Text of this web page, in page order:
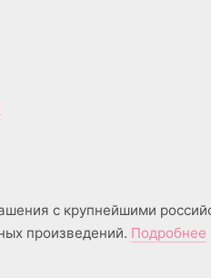
с крупнейшими
произведений. Подробнее